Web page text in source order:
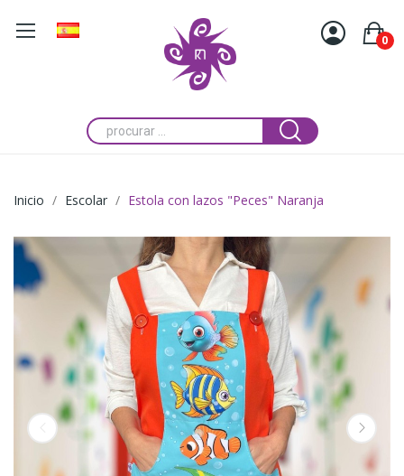
0
Inicio Escolar Estola con lazos "Peces" Naranja